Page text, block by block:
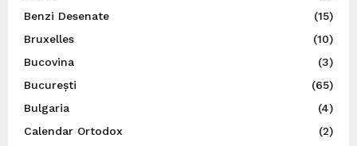
Benzi Desenate
(15)
Bruxelles
(10)
Bucovina
(3)
București
(65)
Bulgaria
(4)
Calendar Ortodox
(2)